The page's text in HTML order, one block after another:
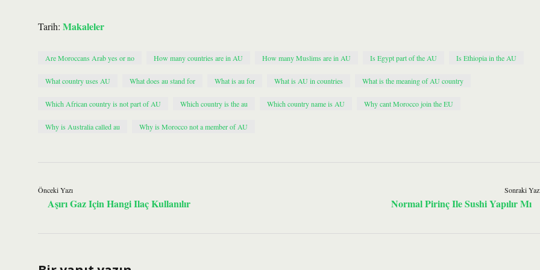
Tarih: Makaleler
Are Moroccans Arab yes or no How many countries are in AU How many Muslims are in AU Is Egypt part of the AU Is Ethiopia in the AU
What country uses AU What does au stand for What is au for What is AU in countries What is the meaning of AU country
Which African country is not part of AU Which country is the au Which country name is AU Why cant Morocco join the EU
Why is Australia called au Why is Morocco not a member of AU
Önceki Yazı
Aşırı Gaz Için Hangi Ilaç Kullanılır
Sonraki
Normal Pirinç Ile Sushi Yapılır Mı